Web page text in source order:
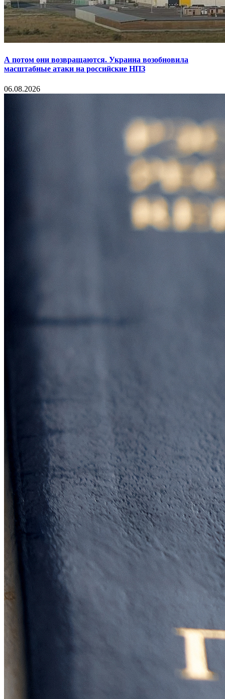
А потом они возвращаются. Украина возобновила
масштабные атаки на российские НПЗ
06.08.2026